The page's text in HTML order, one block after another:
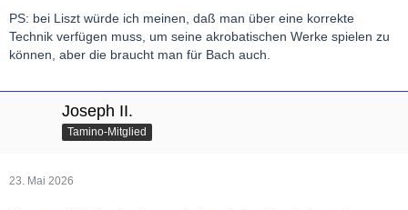
PS: bei Liszt würde ich meinen, daß man über eine korrekte
Technik verfügen muss, um seine akrobatischen Werke spielen zu
können, aber die braucht man für Bach auch.
Joseph II.
Tamino-Mitglied
23. Mai 2026